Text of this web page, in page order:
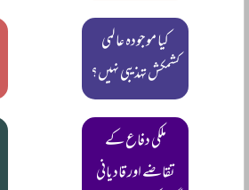
کیا موجودہ عالمی
کشمکش تہذیبی نہیں؟
ملکی دفاع کے
تقاضے اور قادیانی